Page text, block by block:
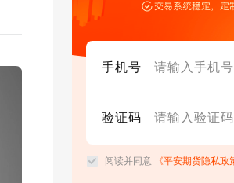
手机号
验证码
阅读并同意 《平安期货隐私政